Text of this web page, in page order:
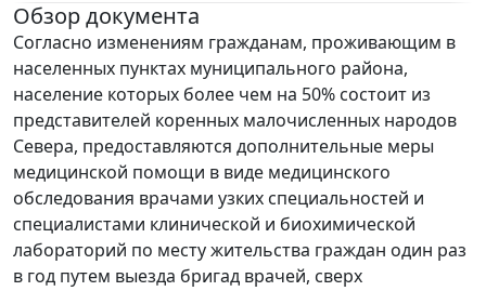
Обзор документа
Согласно изменениям гражданам, проживающим в
населенных пунктах муниципального района,
население которых более чем на 50% состоит из
представителей коренных малочисленных народов
Севера, предоставляются дополнительные меры
медицинской помощи в виде медицинского
обследования врачами узких специальностей и
специалистами клинической и биохимической
лабораторий по месту жительства граждан один раз
в год путем выезда бригад врачей, сверх